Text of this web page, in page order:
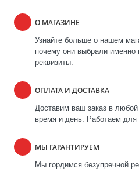
О МАГАЗИНЕ
Узнайте больше о нашем
почему они выбрали именно
реквизиты.
ОПЛАТА И ДОСТАВКА
Доставим ваш заказ в
время и день. Работаем
МЫ ГАРАНТИРУЕМ
Мы гордимся безупречной